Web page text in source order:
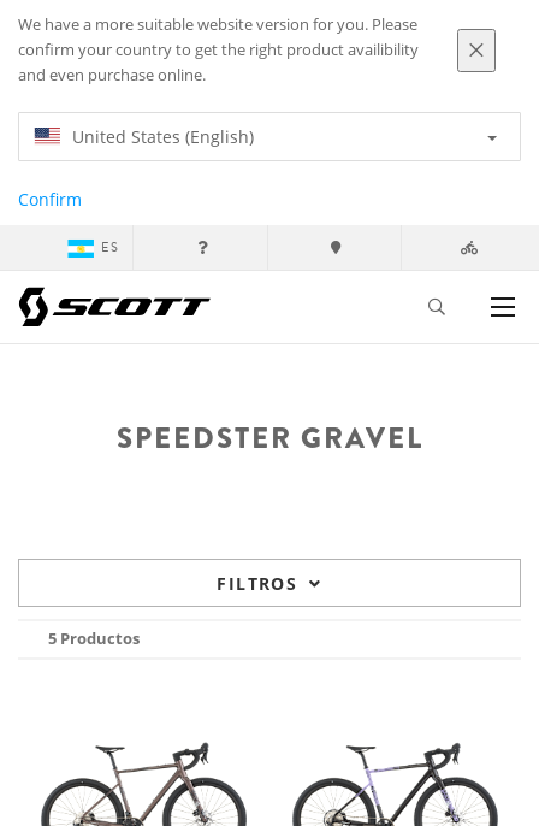
We have a more suitable website version for you. Please
confirm your country to get the right product availibility
and even purchase online.
United States (English)
Confirm
ES
SPEEDSTER GRAVEL
FILTROS
5 Productos